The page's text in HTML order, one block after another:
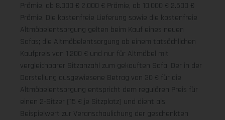
Prämie, ab 8.000 € 2.000 € Prämie, ab 10.000 € 2.500 €
Prämie. Die kostenfreie Lieferung sowie die kostenfreie
Altmöbelentsorgung gelten beim Kauf eines neuen
Sofas; die Altmöbelentsorgung ab einem tatsächlichen
Kaufpreis von 1.200 € und nur für Altmöbel mit
vergleichbarer Sitzanzahl zum gekauften Sofa. Der in der
Darstellung ausgewiesene Betrag von 30 € für die
Altmöbelentsorgung entspricht dem regulären Preis für
einen 2-Sitzer (15 € je Sitzplatz) und dient als
Beispielwert zur Veranschaulichung der geschenkten